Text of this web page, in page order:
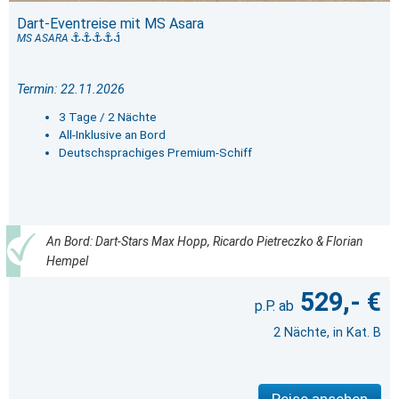
Dart-Eventreise mit MS Asara
MS ASARA
Termin: 22.11.2026
3 Tage / 2 Nächte
All-Inklusive an Bord
Deutschsprachiges Premium-Schiff
An Bord: Dart-Stars Max Hopp, Ricardo Pietreczko & Florian
Hempel
529,- €
2 Nächte, in Kat. B